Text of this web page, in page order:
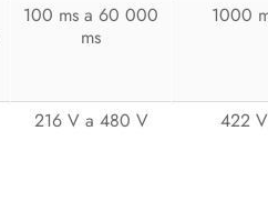
100 ms a 60 000
ms
1000
216 V a 480 V 422 V